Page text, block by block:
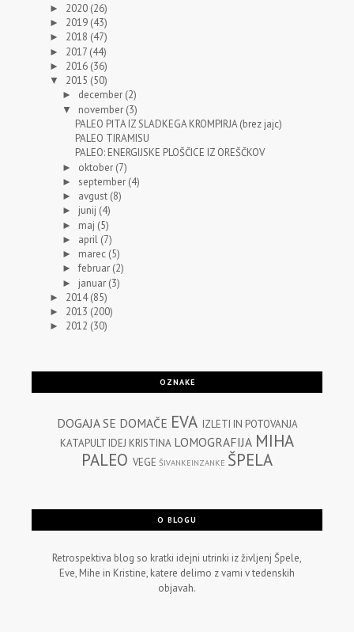
► 2020 (26)
► 2019 (43)
► 2018 (47)
► 2017 (44)
► 2016 (36)
▼ 2015 (50)
► december (2)
▼ november (3)
PALEO PITA IZ SLADKEGA KROMPIRJA (brez jajc)
PALEO TIRAMISU
PALEO: ENERGIJSKE PLOŠČICE IZ OREŠČKOV
► oktober (7)
► september (4)
► avgust (8)
► junij (4)
► maj (5)
► april (7)
► marec (5)
►februar (2)
► januar (3)
► 2014(85)
► 2013 (200)
► 2012 (30)
OZNAKE
DOGAJA SE DOMAČE EVA IZLETI IN POTOVANJA
KATAPULT IDEJ KRISTINA LOMOGRAFIJA MIHA
PALEO VEGE ŠIVANKEINZANKE ŠPELA
O BLOGU
Retrospektiva blog so kratki idejni utrinki iz življenj Špele,
Eve, Mihe in Kristine, katere delimo z vami v tedenskih
objavah.